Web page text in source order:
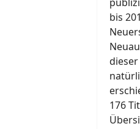
bis
dieser
176